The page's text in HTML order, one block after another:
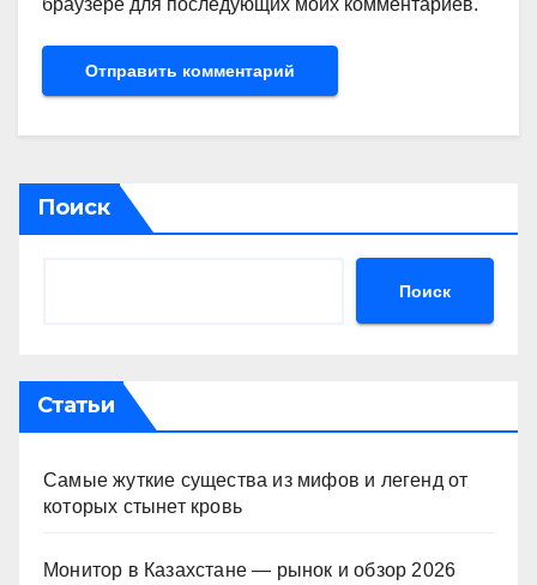
браузере для последующих моих комментариев.
Поиск
Поиск
Статьи
Самые жуткие существа из мифов и легенд от
которых стынет кровь
Монитор в Казахстане — рынок и обзор 2026